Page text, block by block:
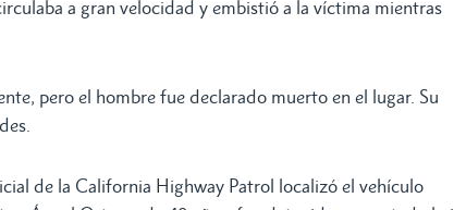
a gran velocidad y embistió a la víctima mientras
pero el hombre fue declarado muerto en el lugar. Su
de la California Highway Patrol localizó el vehículo